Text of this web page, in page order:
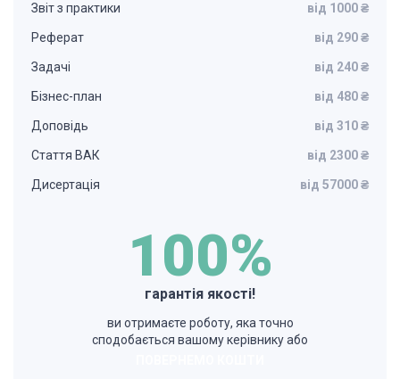
Звіт з практики від 1000 ₴
Реферат від 290 ₴
Задачі від 240 ₴
Бізнес-план від 480 ₴
Доповідь від 310 ₴
Стаття ВАК від 2300 ₴
Дисертація від 57000 ₴
100%
гарантія якості!
ви отримаєте роботу, яка точно
сподобається вашому керівнику або